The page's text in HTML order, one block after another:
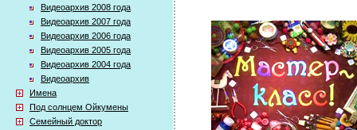
Видеоархив 2008 года
Видеоархив 2007 года
Видеоархив 2006 года
Видеоархив 2005 года
Видеоархив 2004 года
Видеоархив
Имена
Под солнцем Ойкумены
Семейный доктор